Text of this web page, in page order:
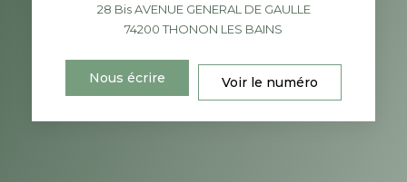
28 Bis AVENUE GENERAL DE GAULLE
74200THONON LES BAINS
Nous écrire Voir le numéro